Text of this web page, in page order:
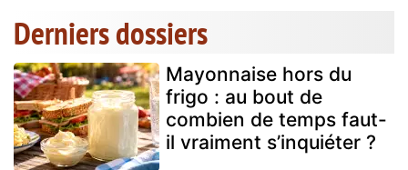
Derniers dossiers
Mayonnaise hors du
frigo : au bout de
combien de temps faut-
il vraiment s’inquiéter ?